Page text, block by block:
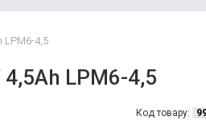
LPM6-4,5
LPM6-4,5
Код товару: